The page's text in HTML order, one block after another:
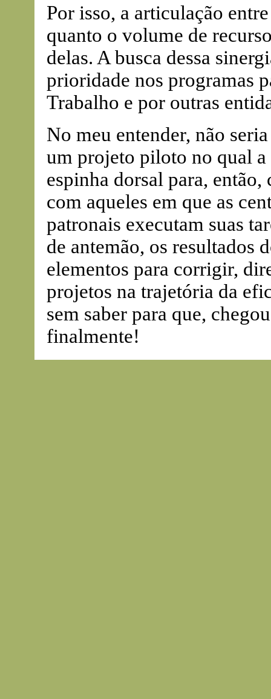
Por isso, a articulação
quanto o volume de
delas. A busca dessa
prioridade nos programas
Trabalho e por outras
No meu entender, não
um projeto piloto no qual a
espinha dorsal para,
com aqueles em que as
patronais executam suas
de antemão, os resultados
elementos para corrigir,
projetos na trajetória da
sem saber para que,
finalmente!